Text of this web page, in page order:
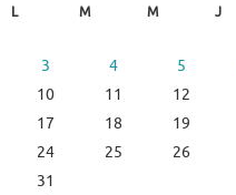
L
M M J
3
4 5
10
11 12
17
18 19
24
25 26
31